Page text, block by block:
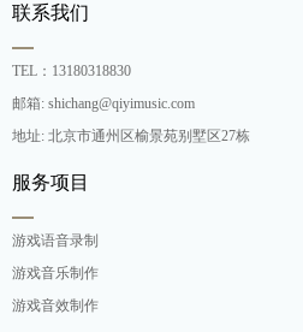
联系我们
TEL：13180318830
邮箱: shichang@qiyimusic.com
地址: 北京市通州区榆景苑别墅区27栋
服务项目
游戏语音录制
游戏音乐制作
游戏音效制作